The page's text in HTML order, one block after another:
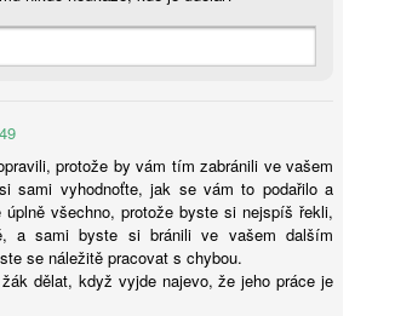
protože by vám tím zabránili ve vašem
sami vyhodnoťte, jak se vám to podařilo a
všechno, protože byste si nejspíš řekli,
a sami byste si bránili ve vašem dalším
se náležitě pracovat s chybou.
dělat, když vyjde najevo, že jeho práce je
není žádnou novinkou. Jak ale ovlivňují
jsou děti schopné rozeznat manipulativní obsah?
Elu Doležalovou z Mikulovic na
AI Act ve škole: Připravte se na nový
připravte na konec II.
který chrlí formuláře místo pěny. Regulace
serverovna hoří v přímém přenosu.